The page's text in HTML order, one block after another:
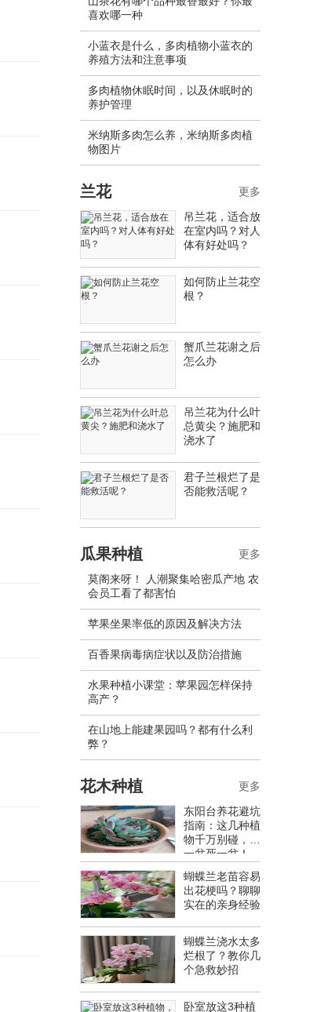
喜欢哪一种
小蓝衣是什么，多肉植物小蓝衣的
养殖方法和注意事项
多肉植物休眠时间，以及休眠时的
养护管理
米纳斯多肉怎么养，米纳斯多肉植
物图片
兰花
吊兰花，适合放
在室内吗？对人
体有好处吗？
如何防止兰花空
根？
蟹爪兰花谢之后
怎么办
吊兰花为什么叶
总黄尖？施肥和
浇水了
君子兰根烂了是
否能救活呢？
更多
瓜果种植
莫阁来呀！ 人潮聚集哈密瓜产地 农
会员工看了都害怕
苹果坐果率低的原因及解决方法
百香果病毒病症状以及防治措施
水果种植小课堂：苹果园怎样保持
高产？
在山地上能建果园吗？都有什么利
弊？
更多
花木种植
东阳台养花避坑
指南：这几种植
物千万别碰，养
一盆死一盆！
蝴蝶兰老苗容易
出花梗吗？聊聊
实在的亲身经验
蝴蝶兰浇水太多
烂根了？教你几
个急救妙招
卧室放这3种植
更多